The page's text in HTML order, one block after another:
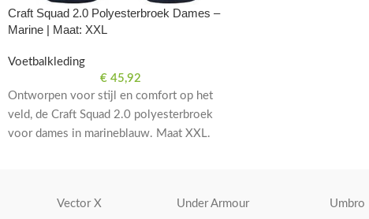
Craft Squad 2.0 Polyesterbroek Dames –
Marine | Maat: XXL
Voetbalkleding
€45,92
Ontworpen voor stijl en comfort op het
veld, de Craft Squad 2.0 polyesterbroek
voor dames in marineblauw. Maat XXL.
Vector X Under Armour Umbro